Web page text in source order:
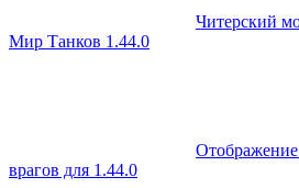
Читерский
Мир Танков 1.44.0
Отображение
врагов для 1.44.0